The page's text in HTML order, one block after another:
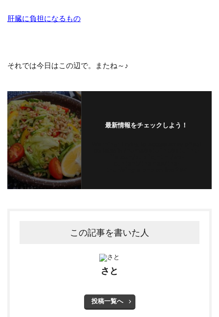
肝臓に負担になるもの
それでは今日はこの辺で。またね～♪
最新情報をチェックしよう！
この記事を書いた人
さと
投稿一覧へ